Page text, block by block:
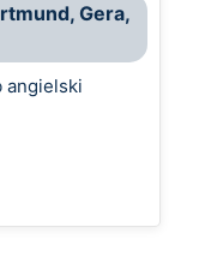
Gera,
angielski